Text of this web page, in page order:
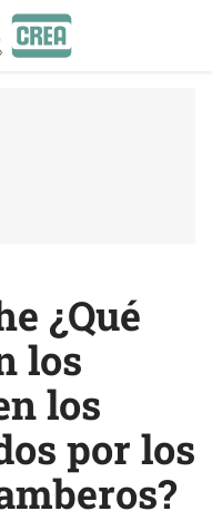
¿Qué
los
los
por los